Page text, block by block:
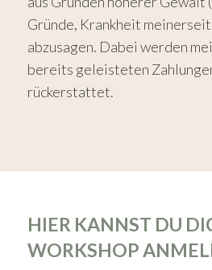
Gründe, Krankheit
abzusagen. Dabei werden
bereits geleisteten
rückerstattet.
HIER KANNST DU
WORKSHOP